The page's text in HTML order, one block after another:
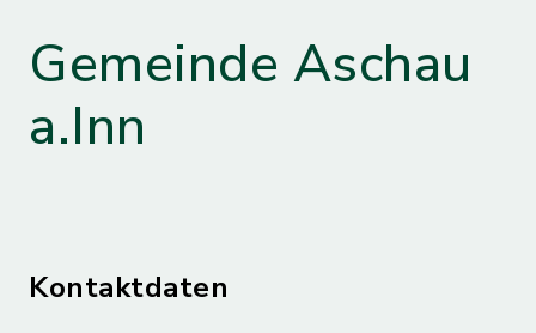
Gemeinde Aschau
a.Inn
Kontaktdaten